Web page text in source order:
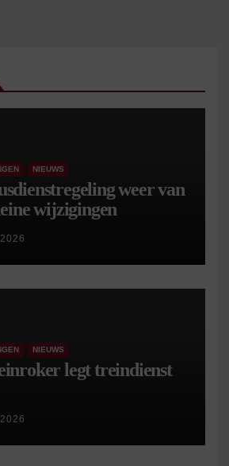
NIEUWS
weer van
wijzigingen
NIEUWS
legt treindienst